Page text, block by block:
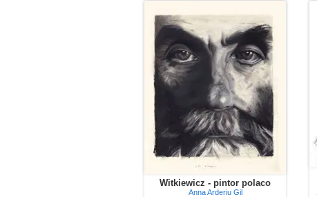
Witkiewicz - pintor polaco
Anna Arderiu Gil